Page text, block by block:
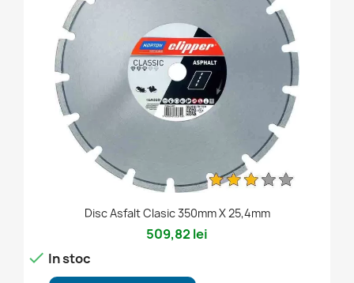
Disc Asfalt Clasic 350mm X 25,4mm
509,82 lei
 In stoc